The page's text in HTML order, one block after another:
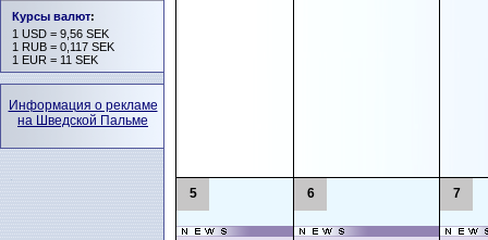
5 6 7
Курсы валют:
1 USD = 9,56 SEK
1 RUB = 0,117 SEK
1 EUR = 11 SEK
Информация о рекламе
на Шведской Пальме